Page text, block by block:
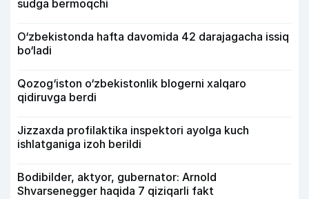
sudga bermoqchi
O‘zbekistonda hafta davomida 42 darajagacha issiq
bo‘ladi
Qozog‘iston o‘zbekistonlik blogerni xalqaro
qidiruvga berdi
Jizzaxda profilaktika inspektori ayolga kuch
ishlatganiga izoh berildi
Bodibilder, aktyor, gubernator: Arnold
Shvarsenegger haqida 7 qiziqarli fakt